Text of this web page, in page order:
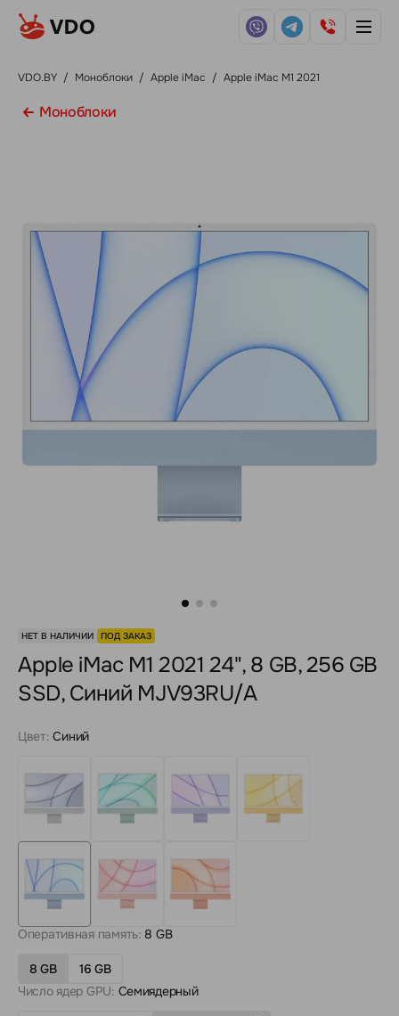
VDO.BY / Моноблоки / Apple iMac / Apple iMac M1 2021
Моноблоки
НЕТ В НАЛИЧИИ ПОД ЗАКАЗ
Apple iMac M1 2021 24", 8 GB, 256 GB
SSD, Синий MJV93RU/A
Цвет: Синий
Оперативная память: 8 GB
8 GB
16 GB
Число ядер GPU: Семиядерный